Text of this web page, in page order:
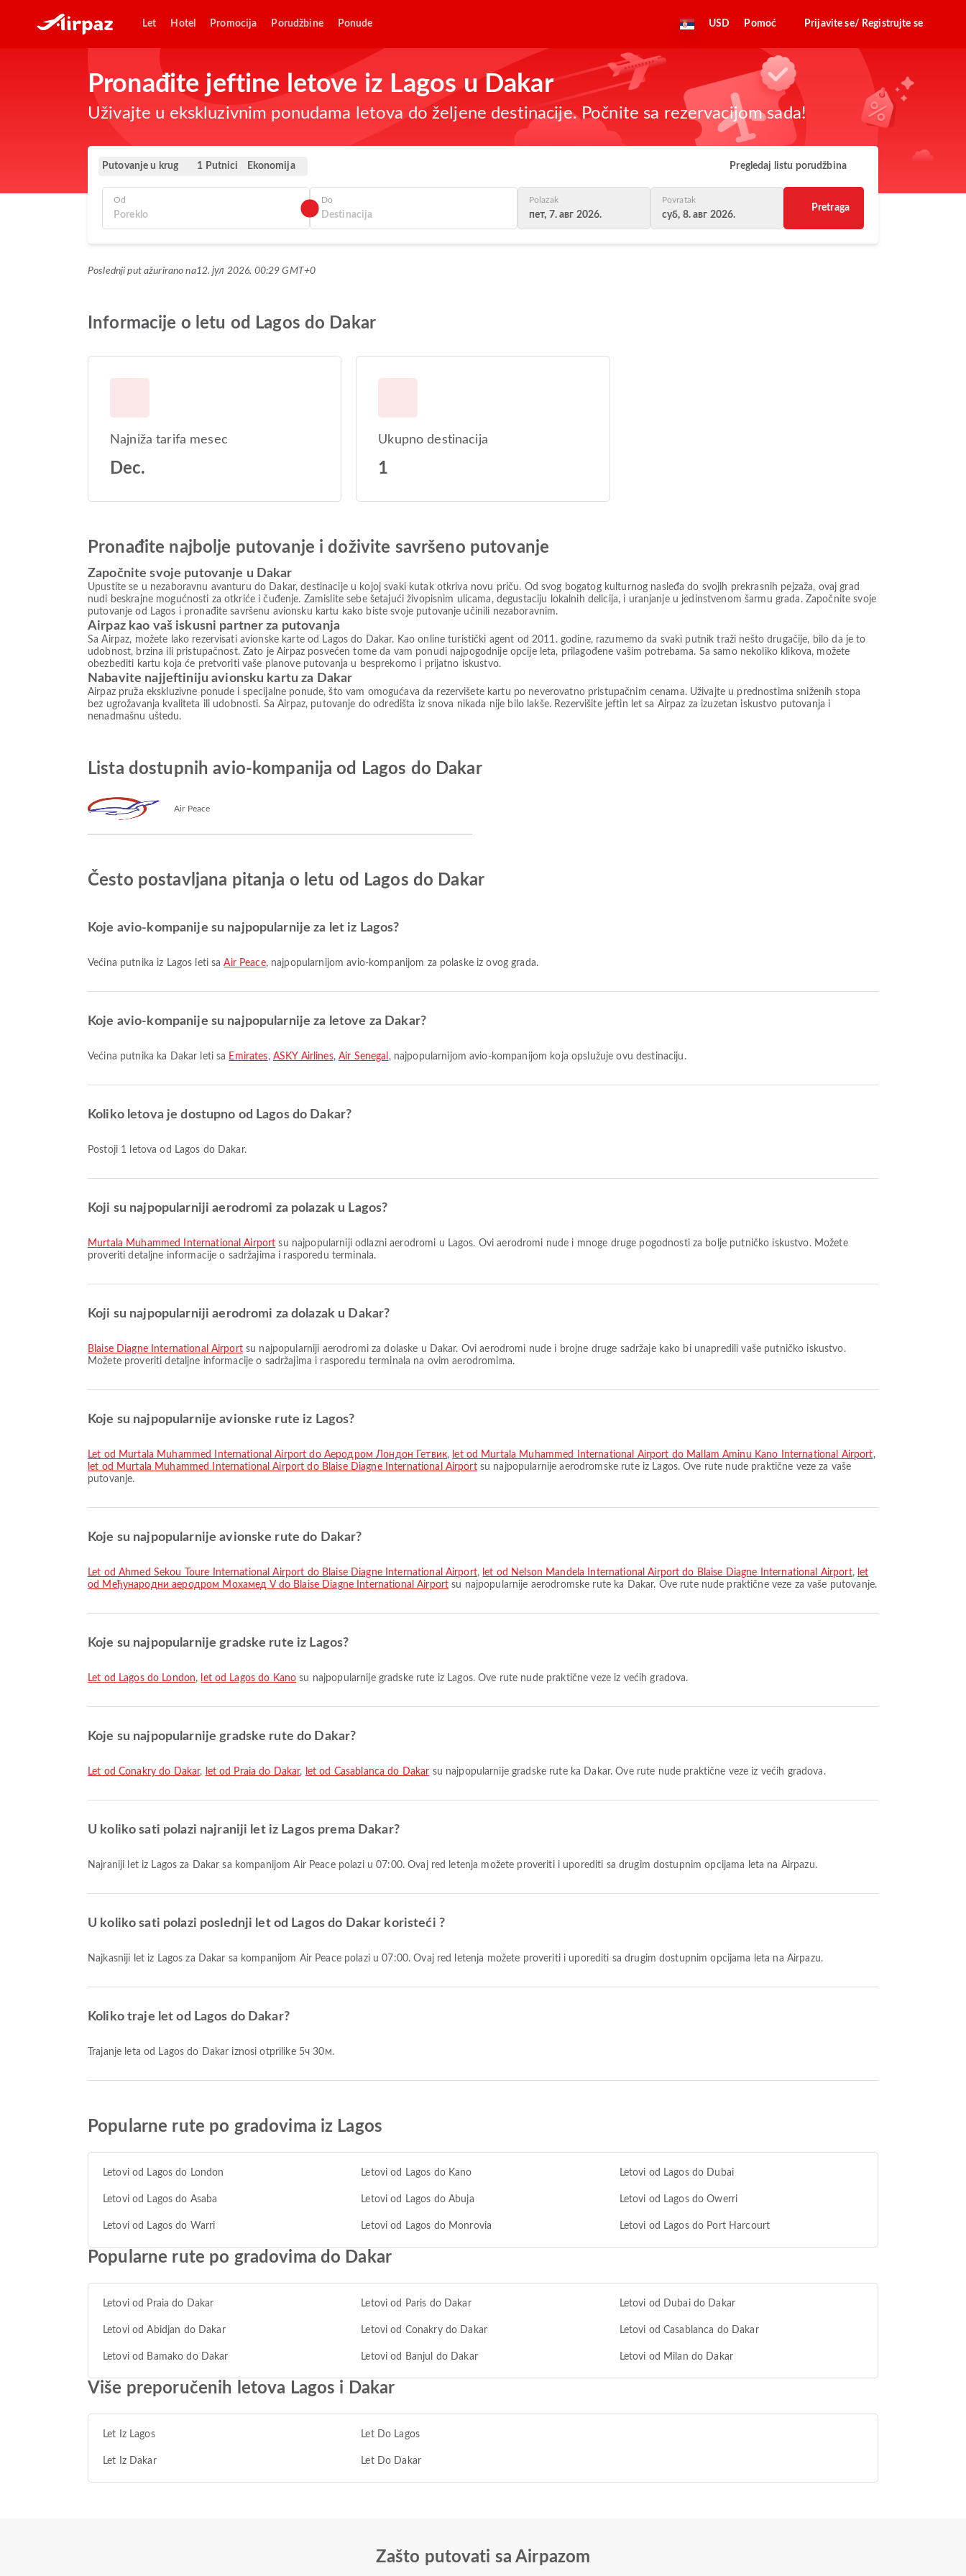
Let Hotel Promocija Porudžbine Ponude USD Pomoć Prijavite se/ Registrujte se
Pronađite jeftine letove iz Lagos u Dakar
Uživajte u ekskluzivnim ponudama letova do željene destinacije. Počnite sa rezervacijom sada!
Putovanje u krug 1 Putnici Ekonomija Pregledaj listu porudžbina
Od Do Polazak
пет, 7. авг 2026.
Povratak
суб, 8. авг 2026.
Pretraga
Poslednji put ažurirano na12. јул 2026. 00:29 GMT+0
Informacije o letu od Lagos do Dakar
Najniža tarifa mesec
Dec.
Ukupno destinacija
1
Pronađite najbolje putovanje i doživite savršeno putovanje
Započnite svoje putovanje u Dakar
Upustite se u nezaboravnu avanturu do Dakar, destinacije u kojoj svaki kutak otkriva novu priču. Od svog bogatog kulturnog nasleđa do svojih prekrasnih pejzaža, ovaj grad
nudi beskrajne mogućnosti za otkriće i čuđenje. Zamislite sebe šetajući živopisnim ulicama, degustaciju lokalnih delicija, i uranjanje u jedinstvenom šarmu grada. Započnite svoje
putovanje od Lagos i pronađite savršenu avionsku kartu kako biste svoje putovanje učinili nezaboravnim.
Airpaz kao vaš iskusni partner za putovanja
Sa Airpaz, možete lako rezervisati avionske karte od Lagos do Dakar. Kao online turistički agent od 2011. godine, razumemo da svaki putnik traži nešto drugačije, bilo da je to
udobnost, brzina ili pristupačnost. Zato je Airpaz posvećen tome da vam ponudi najpogodnije opcije leta, prilagođene vašim potrebama. Sa samo nekoliko klikova, možete
obezbediti kartu koja će pretvoriti vaše planove putovanja u besprekorno i prijatno iskustvo.
Nabavite najjeftiniju avionsku kartu za Dakar
Airpaz pruža ekskluzivne ponude i specijalne ponude, što vam omogućava da rezervišete kartu po neverovatno pristupačnim cenama. Uživajte u prednostima sniženih stopa
bez ugrožavanja kvaliteta ili udobnosti. Sa Airpaz, putovanje do odredišta iz snova nikada nije bilo lakše. Rezervišite jeftin let sa Airpaz za izuzetan iskustvo putovanja i
nenadmašnu uštedu.
Lista dostupnih avio-kompanija od Lagos do Dakar
Air Peace
Često postavljana pitanja o letu od Lagos do Dakar
Koje avio-kompanije su najpopularnije za let iz Lagos?
Većina putnika iz Lagos leti saAir Peace, najpopularnijom avio-kompanijom za polaske iz ovog grada.
Koje avio-kompanije su najpopularnije za letove za Dakar?
Većina putnika ka Dakar leti sa Emirates, ASKY Airlines, Air Senegal , najpopularnijom avio-kompanijom koja opslužuje ovu destinaciju.
Koliko letova je dostupno od Lagos do Dakar?
Postoji 1 letova od Lagos do Dakar.
Koji su najpopularniji aerodromi za polazak u Lagos?
Murtala Muhammed International Airport su najpopularniji odlazni aerodromi u Lagos. Ovi aerodromi nude i mnoge druge pogodnosti za bolje putničko iskustvo. Možete
proveriti detaljne informacije o sadržajima i rasporedu terminala.
Koji su najpopularniji aerodromi za dolazak u Dakar?
Blaise Diagne International Airportsu najpopularniji aerodromi za dolaske u Dakar. Ovi aerodromi nude i brojne druge sadržaje kako bi unapredili vaše putničko iskustvo.
Možete proveriti detaljne informacije o sadržajima i rasporedu terminala na ovim aerodromima.
Koje su najpopularnije avionske rute iz Lagos?
let od Murtala Muhammed International Airport do Аеродром Лондон Гетвик, let od Murtala Muhammed International Airport do Mallam Aminu Kano International Airport,
let od Murtala Muhammed International Airport do Blaise Diagne International Airportsu najpopularnije aerodromske rute iz Lagos. Ove rute nude praktične veze za vaše
putovanje.
Koje su najpopularnije avionske rute do Dakar?
let od Ahmed Sekou Toure International Airport do Blaise Diagne International Airport, let od Nelson Mandela International Airport do Blaise Diagne International Airport, let
od Међународни аеродром Мохамед V do Blaise Diagne International Airport su najpopularnije aerodromske rute ka Dakar. Ove rute nude praktične veze za vaše putovanje.
Koje su najpopularnije gradske rute iz Lagos?
let od Lagos do London, let od Lagos do Kano su najpopularnije gradske rute iz Lagos. Ove rute nude praktične veze iz većih gradova.
Koje su najpopularnije gradske rute do Dakar?
let od Conakry do Dakar, let od Praia do Dakar, let od Casablanca do Dakar su najpopularnije gradske rute ka Dakar. Ove rute nude praktične veze iz većih gradova.
U koliko sati polazi najraniji let iz Lagos prema Dakar?
Najraniji let iz Lagos za Dakar sa kompanijom Air Peace polazi u 07:00. Ovaj red letenja možete proveriti i uporediti sa drugim dostupnim opcijama leta na Airpazu.
U koliko sati polazi poslednji let od Lagos do Dakar koristeći ?
Najkasniji let iz Lagos za Dakar sa kompanijom Air Peace polazi u 07:00. Ovaj red letenja možete proveriti i uporediti sa drugim dostupnim opcijama leta na Airpazu.
Koliko traje let od Lagos do Dakar?
Trajanje leta od Lagos do Dakar iznosi otprilike 5ч 30м.
Popularne rute po gradovima iz Lagos
Letovi od Lagos do London Letovi od Lagos do Kano Letovi od Lagos do Dubai
Letovi od Lagos do Asaba Letovi od Lagos do Abuja Letovi od Lagos do Owerri
Letovi od Lagos do Warri Letovi od Lagos do Monrovia Letovi od Lagos do Port Harcourt
Popularne rute po gradovima do Dakar
Letovi od Praia do Dakar Letovi od Paris do Dakar Letovi od Dubai do Dakar
Letovi od Abidjan do Dakar Letovi od Conakry do Dakar Letovi od Casablanca do Dakar
Letovi od Bamako do Dakar Letovi od Banjul do Dakar Letovi od Milan do Dakar
Više preporučenih letova Lagos i Dakar
Let Iz Lagos
Let Iz Dakar
Let Do Lagos
Let Do Dakar
Zašto putovati sa Airpazom